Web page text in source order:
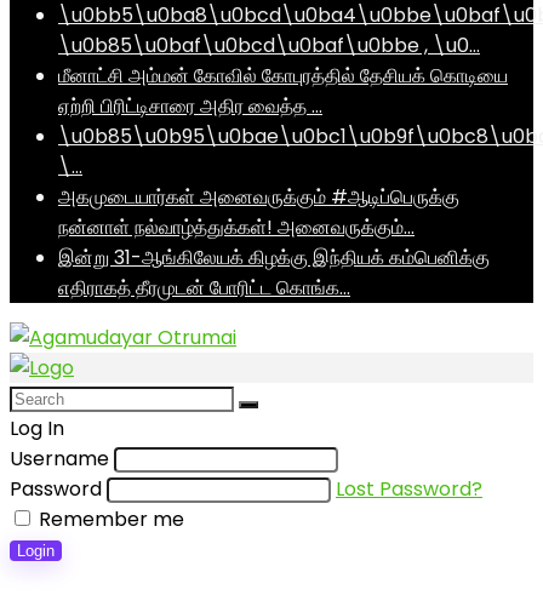
\u0b85\u0baf\u0bcd\u0baf\u0bbe , \u0…
மீனாட்சி அம்மன் கோவில் கோபுரத்தில் தேசியக் கொடியை
ஏற்றி பிரிட்டிசாரை அதிர வைத்த …
\…
அகமுடையார்கள் அனைவருக்கும் #ஆடிப்பெருக்கு
நன்னாள் நல்வாழ்த்துக்கள்! அனைவருக்கும்…
இன்று 31-ஆங்கிலேயக் கிழக்கு இந்தியக் கம்பெனிக்கு
எதிராகத் தீரமுடன் போரிட்ட கொங்க…
Log In
Username
Password
Lost Password?
Remember me
Login